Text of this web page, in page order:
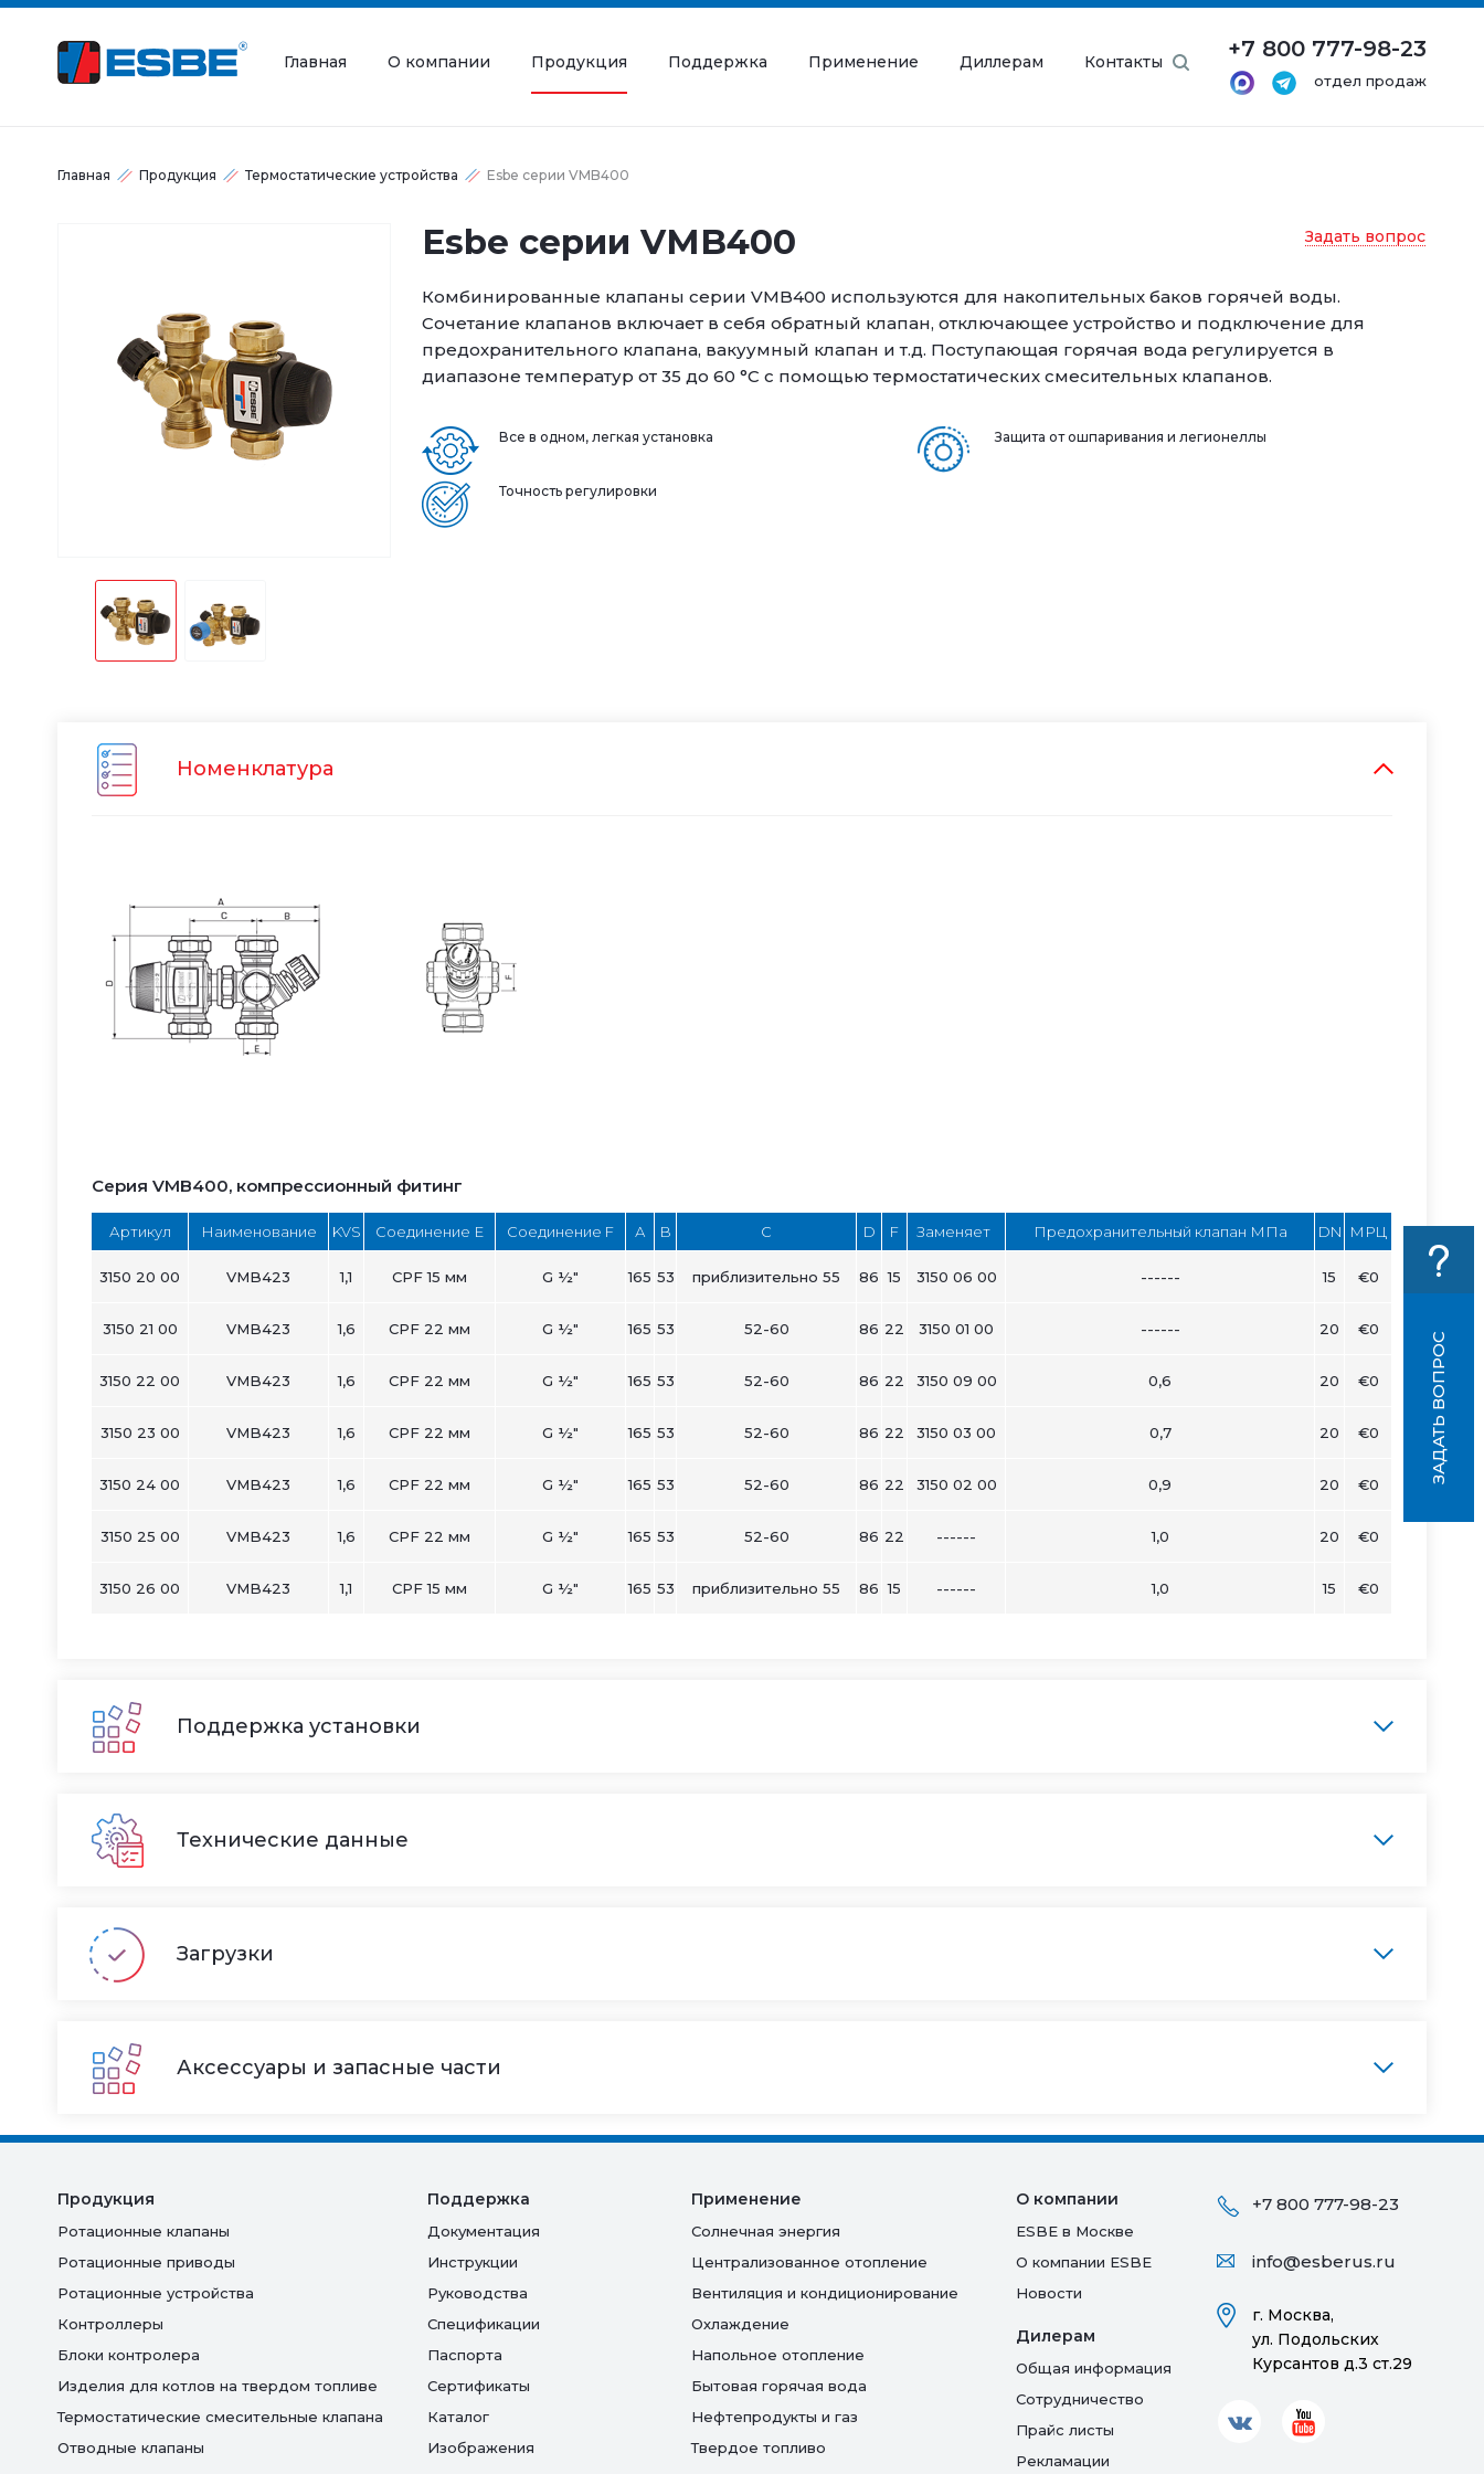
ЗАДАТЬ ВОПРОС
Главная О компании Продукция Поддержка Применение Диллерам Контакты +7 800 777-98-23
отдел продаж
Главная Продукция Термостатические устройства Esbe серии VMB400
Задать вопрос
Esbe серии VMB400
Комбинированные клапаны серии VMB400 используются для накопительных баков горячей воды.
Сочетание клапанов включает в себя обратный клапан, отключающее устройство и подключение для
предохранительного клапана, вакуумный клапан и т.д. Поступающая горячая вода регулируется в
диапазоне температур от 35 до 60 °C с помощью термостатических смесительных клапанов.
Все в одном, легкая установка Защита от ошпаривания и легионеллы
Точность регулировки
Номенклатура
Серия VMB400, компрессионный фитинг
Артикул Наименование KVS Соединение Е Соединение F А B C D F Заменяет Предохранительный клапан МПа DN МРЦ
3150 20 00 VMB423 1,1 CPF 15 мм G ½" 165 53 приблизительно 55 86 15 3150 06 00 ------ 15 €0
3150 21 00 VMB423 1,6 CPF 22 мм G ½" 165 53 52-60 86 22 3150 01 00 ------ 20 €0
3150 22 00 VMB423 1,6 CPF 22 мм G ½" 165 53 52-60 86 22 3150 09 00 0,6 20 €0
3150 23 00 VMB423 1,6 CPF 22 мм G ½" 165 53 52-60 86 22 3150 03 00 0,7 20 €0
3150 24 00 VMB423 1,6 CPF 22 мм G ½" 165 53 52-60 86 22 3150 02 00 0,9 20 €0
3150 25 00 VMB423 1,6 CPF 22 мм G ½" 165 53 52-60 86 22 ------ 1,0 20 €0
3150 26 00 VMB423 1,1 CPF 15 мм G ½" 165 53 приблизительно 55 86 15 ------ 1,0 15 €0
Поддержка установки
Технические данные
Загрузки
Аксессуары и запасные части
Продукция
Ротационные клапаны
Ротационные приводы
Ротационные устройства
Контроллеры
Блоки контролера
Изделия для котлов на твердом топливе
Термостатические смесительные клапана
Отводные клапаны
Поддержка
Документация
Инструкции
Руководства
Спецификации
Паспорта
Сертификаты
Каталог
Изображения
Применение
Солнечная энергия
Централизованное отопление
Вентиляция и кондиционирование
Oхлаждение
Напольное отопление
Бытовая горячая вода
Нефтепродукты и газ
Твердое топливо
О компании
ESBE в Москве
О компании ESBE
Новости
Дилерам
Общая информация
Сотрудничество
Прайс листы
Рекламации
+7 800 777-98-23
info@esberus.ru
г. Москва,
ул. Подольских
Курсантов д.3 ст.29